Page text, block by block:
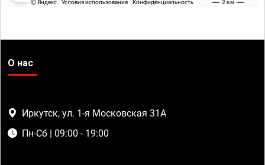
О нас
Иркутск, ул. 1-я Московская 31А
Пн-Сб | 09:00 - 19:00